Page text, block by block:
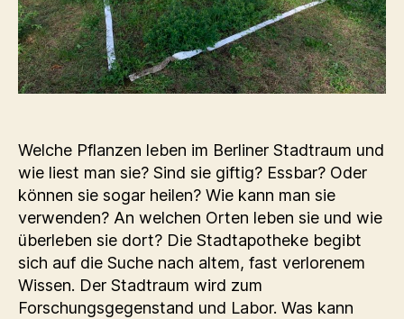
Welche Pflanzen leben im Berliner Stadtraum und
wie liest man sie? Sind sie giftig? Essbar? Oder
können sie sogar heilen? Wie kann man sie
verwenden? An welchen Orten leben sie und wie
überleben sie dort? Die Stadtapotheke begibt
sich auf die Suche nach altem, fast verlorenem
Wissen. Der Stadtraum wird zum
Forschungsgegenstand und Labor. Was kann